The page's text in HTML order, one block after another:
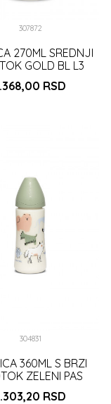
307872
270ML SREDNJI
GOLD BL L3
RSD
304831
360ML S BRZI
ZELENI PAS
(3800056)
RSD